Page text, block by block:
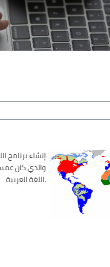
والذي كان
اللغة العربية.